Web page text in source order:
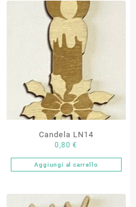
Candela LN14
0,80€
Aggiungi al carrello